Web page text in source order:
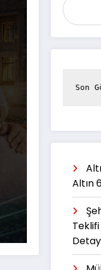
Son
Altın